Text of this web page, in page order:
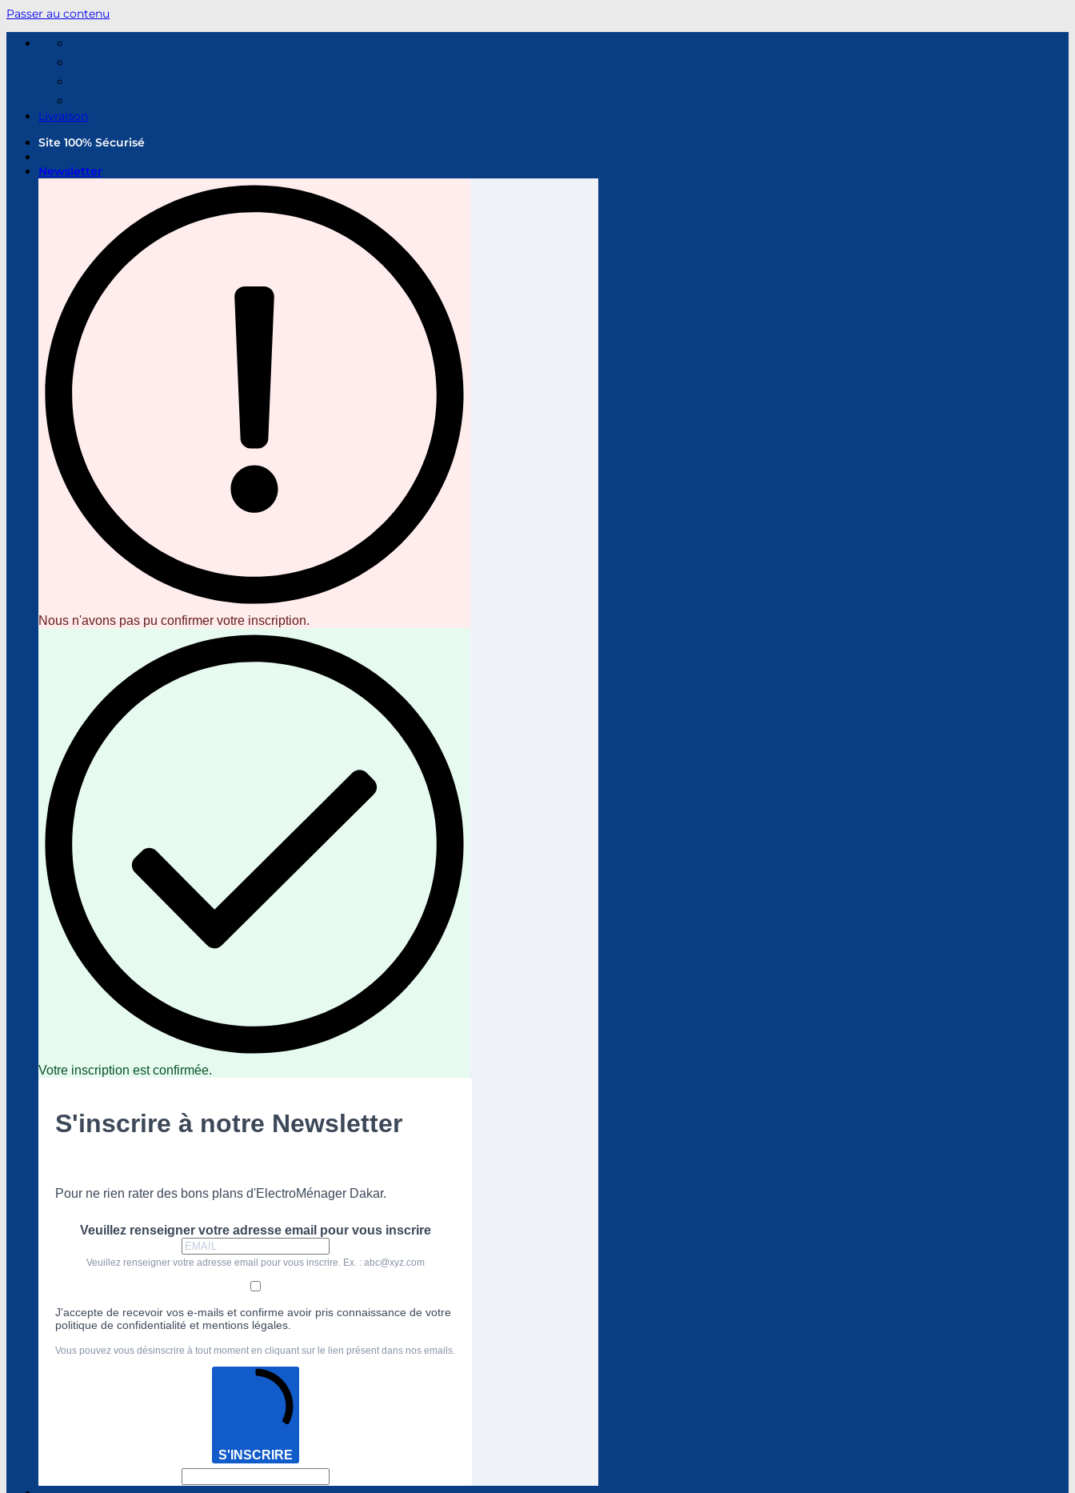
Passer au contenu
Livraison
Site 100% Sécurisé
Newsletter
Nous n'avons pas pu confirmer votre inscription.
Votre inscription est confirmée.
S'inscrire à notre Newsletter
Pour ne rien rater des bons plans d'ElectroMénager Dakar.
Veuillez renseigner votre adresse email pour vous inscrire
Veuillez renseigner votre adresse email pour vous inscrire. Ex. : abc@xyz.com
J'accepte de recevoir vos e-mails et confirme avoir pris connaissance de votre
politique de confidentialité et mentions légales.
Vous pouvez vous désinscrire à tout moment en cliquant sur le lien présent dans nos emails.
S'INSCRIRE